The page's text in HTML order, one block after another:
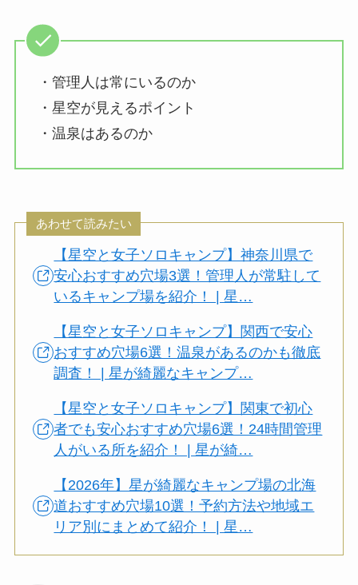
・管理人は常にいるのか
・星空が見えるポイント
・温泉はあるのか
あわせて読みたい
【星空と女子ソロキャンプ】神奈川県で
安心おすすめ穴場3選！管理人が常駐して
いるキャンプ場を紹介！ | 星…
【星空と女子ソロキャンプ】関西で安心
おすすめ穴場6選！温泉があるのかも徹底
調査！ | 星が綺麗なキャンプ…
【星空と女子ソロキャンプ】関東で初心
者でも安心おすすめ穴場6選！24時間管理
人がいる所を紹介！ | 星が綺…
【2026年】星が綺麗なキャンプ場の北海
道おすすめ穴場10選！予約方法や地域エ
リア別にまとめて紹介！ | 星…